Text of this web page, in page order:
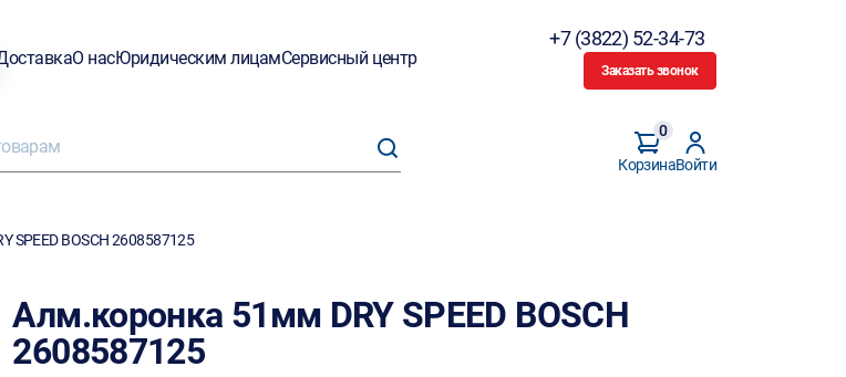
О насЮридическим лицамСервисный центр
+7 (3822) 52-34-73
Заказать звонок
Корзина
0
Войти
SPEED BOSCH 2608587125
Алм.коронка 51мм DRY SPEED BOSCH
2608587125